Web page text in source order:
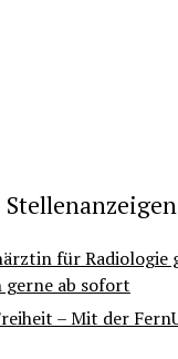
für Radiologie
ab sofort
– Mit der